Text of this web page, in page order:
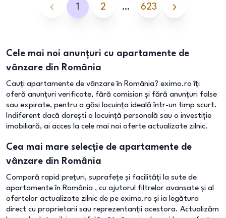
1 2 … 623
Cele mai noi anunțuri cu apartamente de
vânzare din România
Cauți apartamente de vânzare în România? eximo.ro îți
oferă anunțuri verificate, fără comision și fără anunțuri false
sau expirate, pentru a găsi locuința ideală într-un timp scurt.
Indiferent dacă dorești o locuință personală sau o investiție
imobiliară, ai acces la cele mai noi oferte actualizate zilnic.
Cea mai mare selecție de apartamente de
vânzare din România
Compară rapid prețuri, suprafețe și facilități la sute de
apartamente în România , cu ajutorul filtrelor avansate și al
ofertelor actualizate zilnic de pe eximo.ro și ia legătura
direct cu proprietarii sau reprezentanții acestora. Actualizăm